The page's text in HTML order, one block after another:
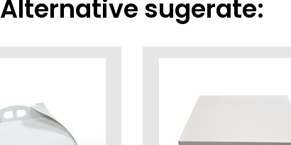
Alternative sugerate: